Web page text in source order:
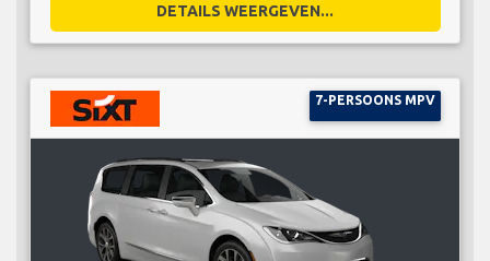
DETAILS WEERGEVEN...
7-PERSOONS MPV